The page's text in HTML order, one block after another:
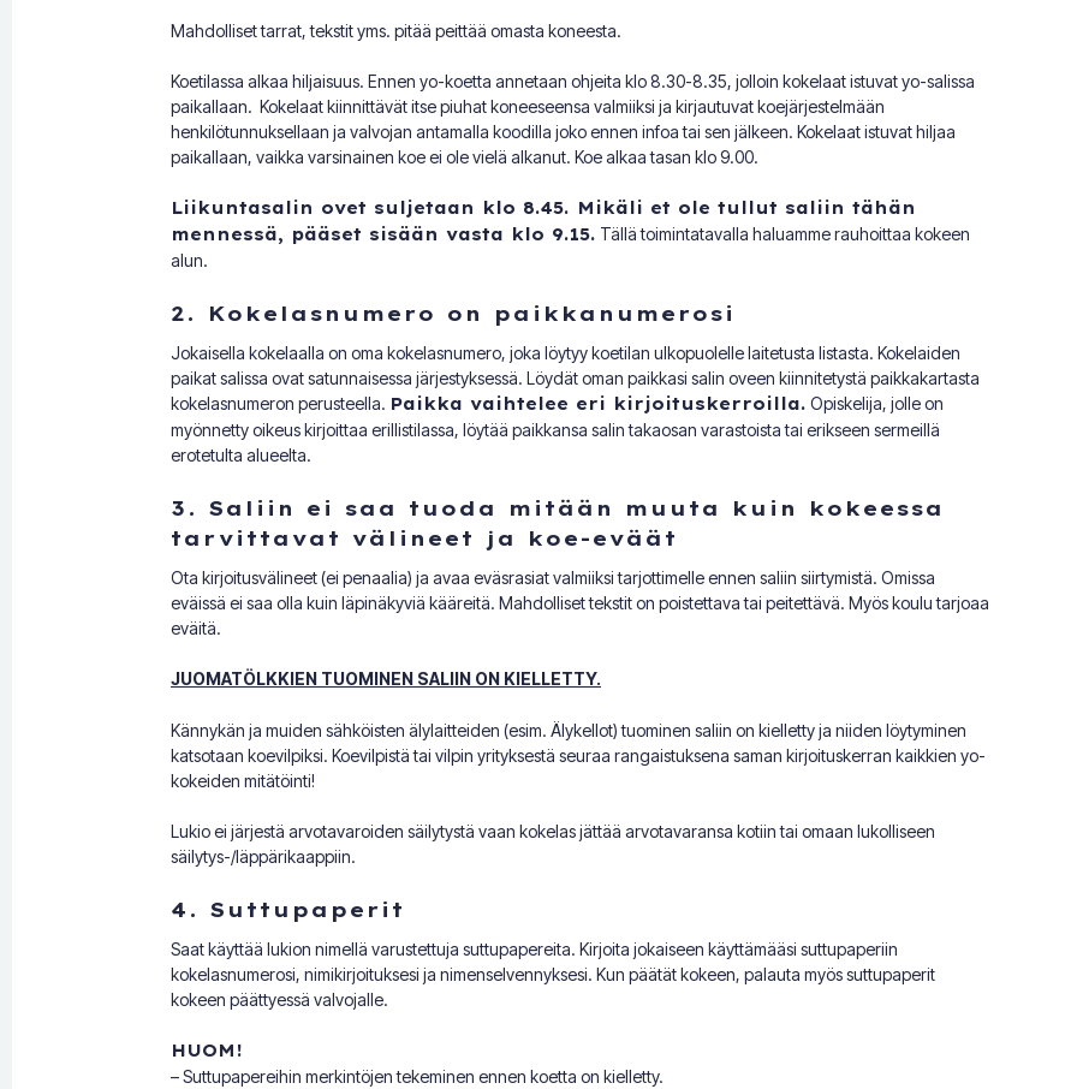
Mahdolliset tarrat, tekstit yms. pitää peittää omasta koneesta.
Koetilassa alkaa hiljaisuus. Ennen yo-koetta annetaan ohjeita klo 8.30-8.35, jolloin kokelaat istuvat yo-salissa
paikallaan. Kokelaat kiinnittävät itse piuhat koneeseensa valmiiksi ja kirjautuvat koejärjestelmään
henkilötunnuksellaan ja valvojan antamalla koodilla joko ennen infoa tai sen jälkeen. Kokelaat istuvat hiljaa
paikallaan, vaikka varsinainen koe ei ole vielä alkanut. Koe alkaa tasan klo 9.00.
Liikuntasalin ovet suljetaan klo 8.45. Mikäli et ole tullut saliin tähän
mennessä, pääset sisään vasta klo 9.15. Tällä toimintatavalla haluamme rauhoittaa kokeen
alun.
2. Kokelasnumero on paikkanumerosi
Jokaisella kokelaalla on oma kokelasnumero, joka löytyy koetilan ulkopuolelle laitetusta listasta. Kokelaiden
paikat salissa ovat satunnaisessa järjestyksessä. Löydät oman paikkasi salin oveen kiinnitetystä paikkakartasta
kokelasnumeron perusteella. Paikka vaihtelee eri kirjoituskerroilla. Opiskelija, jolle on
myönnetty oikeus kirjoittaa erillistilassa, löytää paikkansa salin takaosan varastoista tai erikseen sermeillä
erotetulta alueelta.
3. Saliin ei saa tuoda mitään muuta kuin kokeessa
tarvittavat välineet ja koe-eväät
Ota kirjoitusvälineet (ei penaalia) ja avaa eväsrasiat valmiiksi tarjottimelle ennen saliin siirtymistä. Omissa
eväissä ei saa olla kuin läpinäkyviä kääreitä. Mahdolliset tekstit on poistettava tai peitettävä. Myös koulu tarjoaa
eväitä.
JUOMATÖLKKIEN TUOMINEN SALIIN ON KIELLETTY.
Kännykän ja muiden sähköisten älylaitteiden (esim. Älykellot) tuominen saliin on kielletty ja niiden löytyminen
katsotaan koevilpiksi. Koevilpistä tai vilpin yrityksestä seuraa rangaistuksena saman kirjoituskerran kaikkien yo-
kokeiden mitätöinti!
Lukio ei järjestä arvotavaroiden säilytystä vaan kokelas jättää arvotavaransa kotiin tai omaan lukolliseen
säilytys-/läppärikaappiin.
4. Suttupaperit
Saat käyttää lukion nimellä varustettuja suttupapereita. Kirjoita jokaiseen käyttämääsi suttupaperiin
kokelasnumerosi, nimikirjoituksesi ja nimenselvennyksesi. Kun päätät kokeen, palauta myös suttupaperit
kokeen päättyessä valvojalle.
HUOM!
– Suttupapereihin merkintöjen tekeminen ennen koetta on kielletty.